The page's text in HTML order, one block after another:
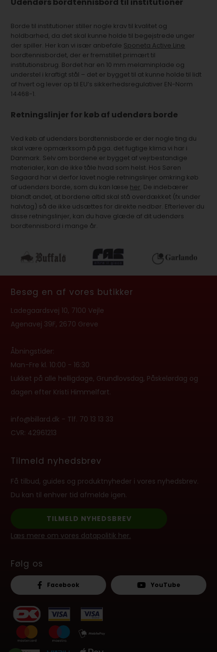
Udendørs bordtennisbord til institutioner
Borde til institutioner stiller nogle krav til kvalitet og
holdbarhed, da det skal kunne holde til begejstrede unger
der spiller. Her kan vi især anbefale Sponeta Active Line
bordtennisbordet, der er fremstillet primært til
institutionsbrug. Bordet har en 10 mm melaminplade og
understel i kraftigt stål – det er bygget til at kunne holde til lidt
af hvert og lever op til EU’s sikkerhedsregulativer EN-Norm
14468-1.
Retningslinjer for køb af udendørs borde
Ved køb af udendørs bordtennisborde er der nogle ting du
skal være opmærksom på pga. det fugtige klima vi har i
Danmark. Selv om bordene er bygget af vejrbestandige
materialer, kan de ikke tåle hvad som helst. Hos Søren
Søgaard har vi derfor lavet nogle retningslinjer omkring køb
af udendørs borde, som du kan læse her. De indebærer
blandt andet, at bordene altid skal stå overdækket (fx under
halvtag) så de ikke udsættes for direkte nedbør. Efterlever du
disse retningslinjer, kan du have glæde af dit udendørs
bordtennisbord i mange år.
Besøg en af vores butikker
Ladegaardsvej 10, 7100 Vejle
Agenavej 39F, 2670 Greve
Åbningstider:
Man-Fre kl. 10:00 - 16:30
Lukket på alle helligdage, Grundlovsdag, Påskelørdag og
dagen efter Kristi Himmelfart.
info@billard.dk - Tlf. 70 13 13 33
CVR: 42961213
Tilmeld nyhedsbrev
Få tilbud, guides og produktnyheder i vores nyhedsbrev.
Du kan til enhver tid afmelde igen.
TILMELD NYHEDSBREV
Læs mere om vores datapolitik her.
Følg os
Facebook YouTube